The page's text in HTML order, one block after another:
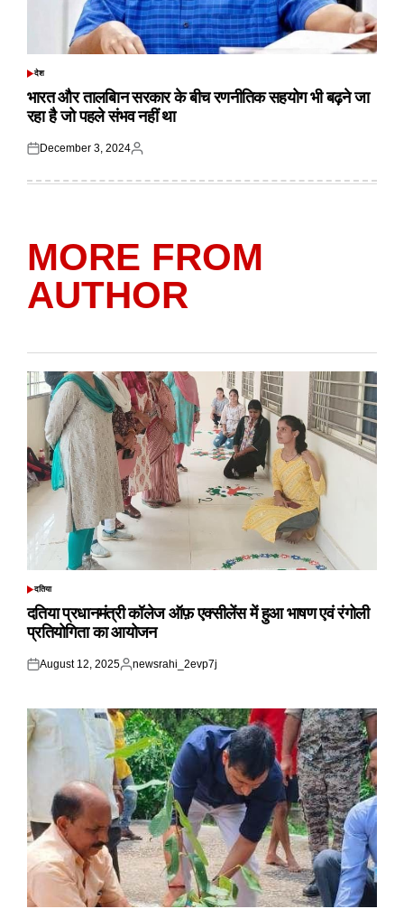
POSTED
देश
भारत और तालबिान सरकार के बीच रणनीतिक सहयोग भी बढ़ने जा
रहा है जो पहले संभव नहीं था
Posted
December 3, 2024
Posted
MORE FROM
AUTHOR
POSTED
दतिया
दतिया प्रधानमंत्री कॉलेज ऑफ़ एक्सीलेंस में हुआ भाषण एवं रंगोली
प्रतियोगिता का आयोजन
Posted
August 12, 2025
Posted
newsrahi_2evp7j